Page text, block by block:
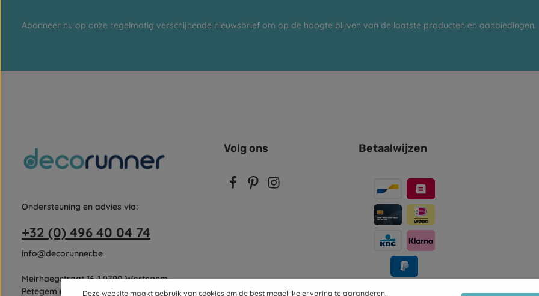
Abonneer nu op onze regelmatig verschijnende nieuwsbrief om op de hoogte blijven van de laatste producten en aanbiedingen.
Ondersteuning en advies via:
+32 (0) 496 40 04 74
info@decorunner.be
Meirhaegstraat 16-1 9790 Wortegem-
Petegem (enkel op afspraak)
Volg ons Betaalwijzen
Deze website maakt gebruik van cookies om de best mogelijke ervaring te garanderen.